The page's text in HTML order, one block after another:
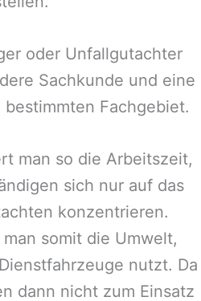
oder Unfallgutachter
Sachkunde und eine
Fachgebiet.
man so die Arbeitszeit,
sich nur auf das
konzentrieren.
somit die Umwelt,
nutzt. Da
dann nicht zum Einsatz